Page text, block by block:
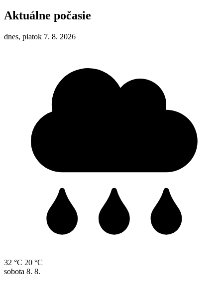
Aktuálne počasie
dnes, piatok 7. 8. 2026
32 °C 20 °C
sobota 8. 8.